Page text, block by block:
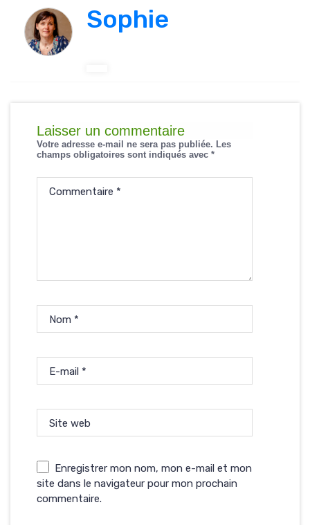
Sophie
Laisser un commentaire
Votre adresse e-mail ne sera pas publiée. Les
champs obligatoires sont indiqués avec *
Commentaire *
Nom *
E-mail *
Site web
Enregistrer mon nom, mon e-mail et mon
site dans le navigateur pour mon prochain
commentaire.